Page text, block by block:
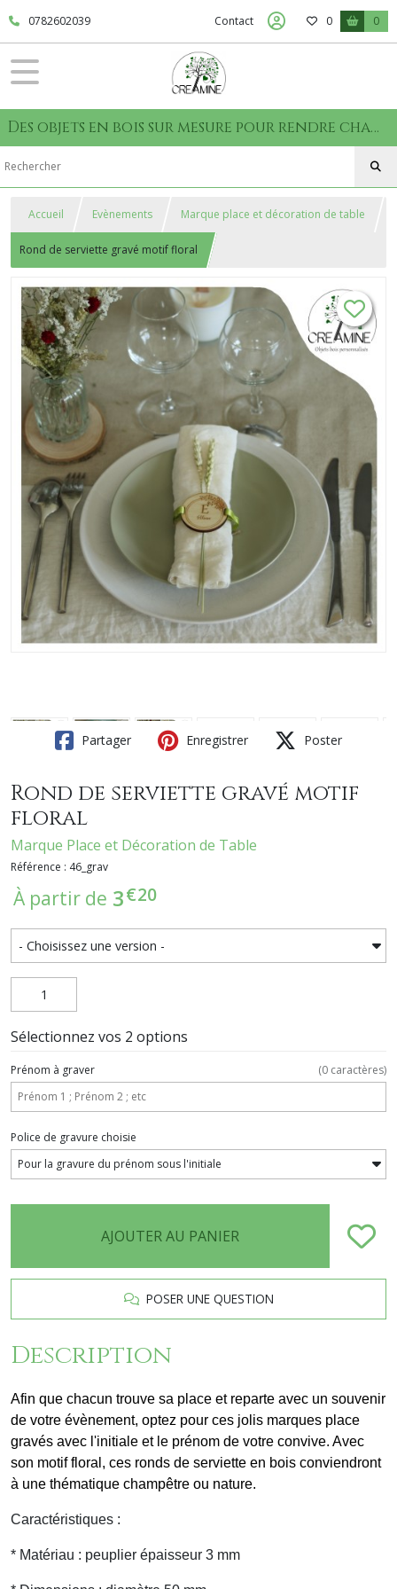
0782602039 Contact 0 0
Des objets en bois sur mesure pour rendre chaque moment unique
Accueil Evènements Marque place et décoration de table
Rond de serviette gravé motif floral
Partager Enregistrer Poster
Rond de serviette gravé motif
floral
Marque Place et Décoration de Table
Référence : 46_grav
À partir de 3€20
Sélectionnez vos 2 options
Prénom à graver (0 caractères)
Police de gravure choisie
AJOUTER AU PANIER
POSER UNE QUESTION
Description
Afin que chacun trouve sa place et reparte avec un souvenir
de votre évènement, optez pour ces jolis marques place
gravés avec l'initiale et le prénom de votre convive. Avec
son motif floral, ces ronds de serviette en bois conviendront
à une thématique champêtre ou nature.
Caractéristiques :
* Matériau : peuplier épaisseur 3 mm